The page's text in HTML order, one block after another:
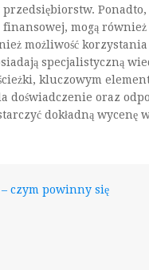
przedsiębiorstw.
mogą
możliwość
specjalistyczną
kluczowym
doświadczenie oraz
dokładną wycenę
czym powinny się